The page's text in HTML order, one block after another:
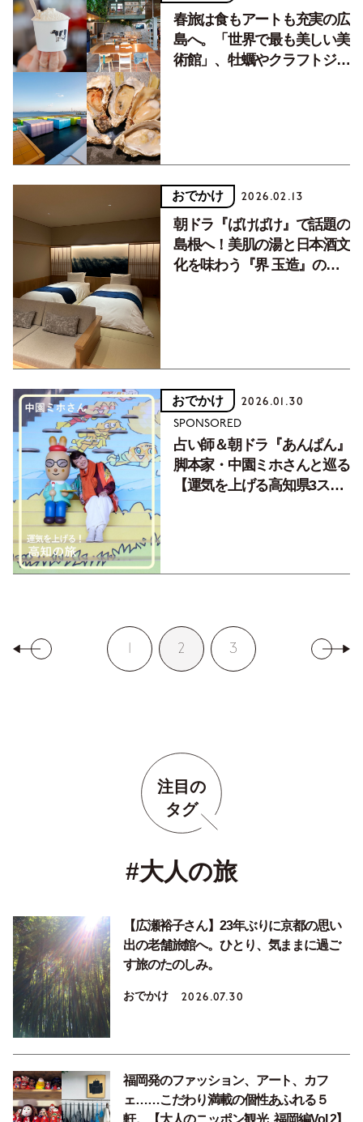
春旅は食もアートも充実の広
島へ。「世界で最も美しい美
術館」、牡蠣やクラフトジン
おでかけ 2026.02.13
朝ドラ『ばけばけ』で話題の
島根へ！美肌の湯と日本酒文
化を味わう『界 玉造』の大
おでかけ 2026.01.30
SPONSORED
占い師＆朝ドラ『あんぱん』
脚本家・中園ミホさんと巡る
【運気を上げる高知県3スポ
2 3
注目の
タグ
#大人の旅
【広瀬裕子さん】23年ぶりに京都の思い
出の老舗旅館へ。ひとり、気ままに過ご
す旅のたのしみ。
おでかけ 2026.07.30
福岡発のファッション、アート、カフ
ェ……こだわり満載の個性あふれる５
軒。【大人のニッポン観光_福岡編Vol.2】